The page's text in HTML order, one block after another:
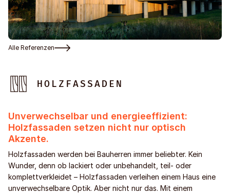
Alle Referenzen
HOLZFASSADEN
Unverwechselbar und energieeffizient:
Holzfassaden setzen nicht nur optisch
Akzente.
Holzfassaden werden bei Bauherren immer beliebter. Kein
Wunder, denn ob lackiert oder unbehandelt, teil- oder
komplettverkleidet – Holzfassaden verleihen einem Haus eine
unverwechselbare Optik. Aber nicht nur das. Mit einem